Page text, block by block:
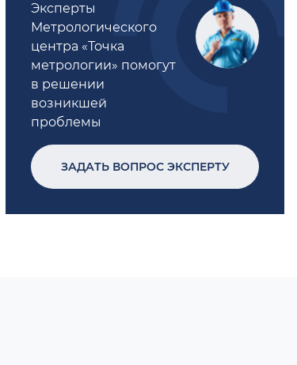
Эксперты
Метрологического
центра «Точка
метрологии» помогут
в решении
возникшей
проблемы
ЗАДАТЬ ВОПРОС ЭКСПЕРТУ